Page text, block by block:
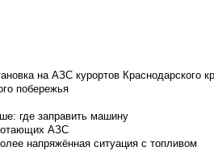
на АЗС курортов Краснодарского
побережья
где заправить машину
АЗС
напряжённая ситуация с топливом